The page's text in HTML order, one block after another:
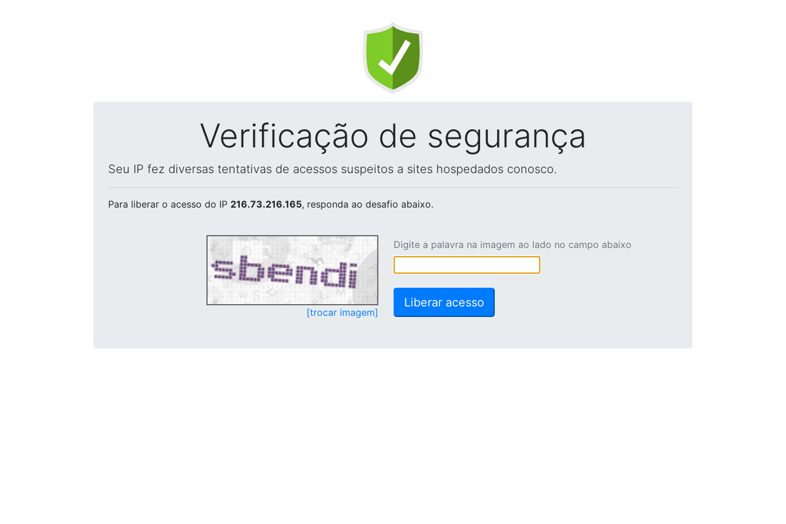
Verificação de segurança
Seu IP fez diversas tentativas de acessos suspeitos a sites hospedados conosco.
Para liberar o acesso do IP 216.73.216.165, responda ao desafio abaixo.
[trocar imagem]
Digite a palavra na imagem ao lado no campo abaixo